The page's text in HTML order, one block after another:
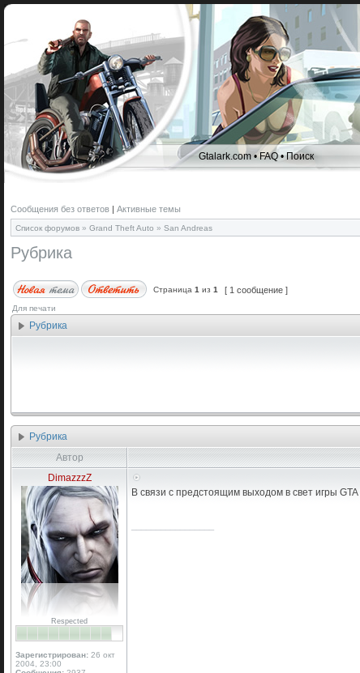
Gtalark.com •FAQ•Поиск
Сообщения без ответов | Активные темы
Список форумов » Grand Theft Auto » San Andreas
Рубрика
Страница 1 из 1 [ 1 сообщение ]
Для печати
Рубрика
Рубрика
Автор
DimazzzZ
Respected
Зарегистрирован: 26 окт
2004, 23:00
В связи с предстоящим выходом в свет игры